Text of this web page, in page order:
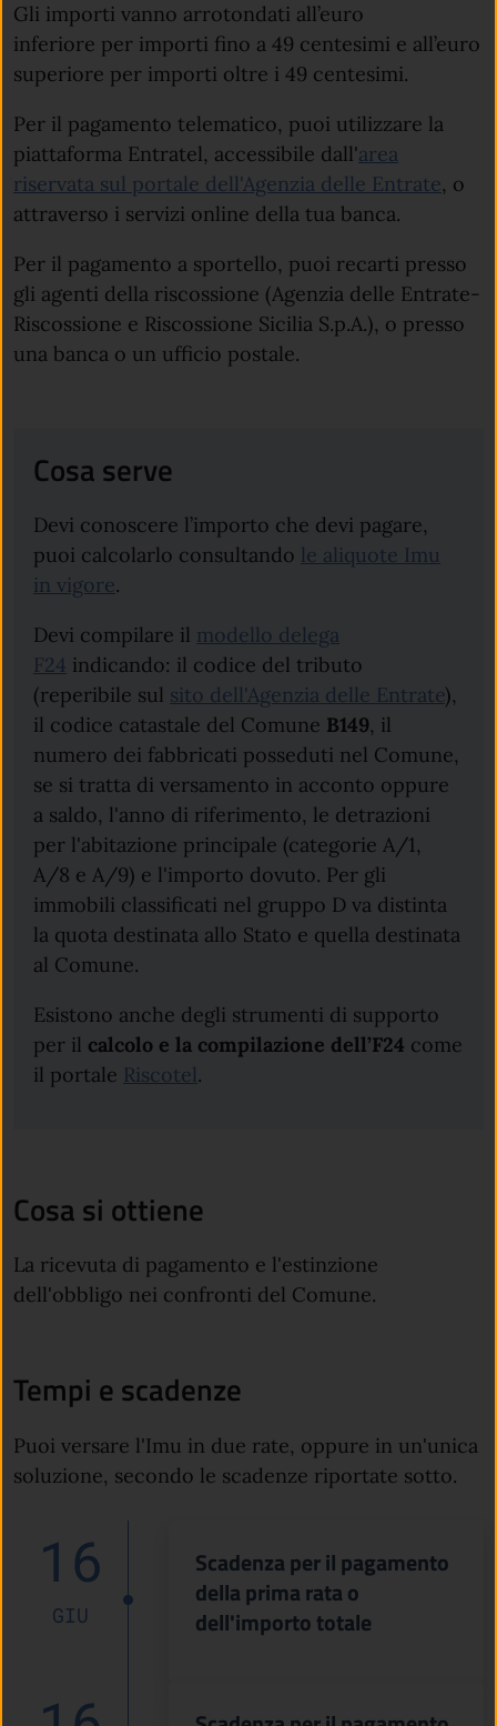
Gli importi vanno arrotondati all’euro
inferiore per importi fino a 49 centesimi e all’euro
superiore per importi oltre i 49 centesimi.
Per il pagamento telematico, puoi utilizzare la
piattaforma Entratel, accessibile dall'area
riservata sul portale dell'Agenzia delle Entrate, o
attraverso i servizi online della tua banca.
Per il pagamento a sportello, puoi recarti presso
gli agenti della riscossione (Agenzia delle Entrate-
Riscossione e Riscossione Sicilia S.p.A.), o presso
una banca o un ufficio postale.
Cosa serve
Devi conoscere l’importo che devi pagare,
puoi calcolarlo consultando le aliquote Imu
in vigore.
Devi compilare il modello delega
F24 indicando: il codice del tributo
(reperibile sul sito dell'Agenzia delle Entrate),
il codice catastale del Comune B149, il
numero dei fabbricati posseduti nel Comune,
se si tratta di versamento in acconto oppure
a saldo, l'anno di riferimento, le detrazioni
per l'abitazione principale (categorie A/1,
A/8 e A/9) e l'importo dovuto. Per gli
immobili classificati nel gruppo D va distinta
la quota destinata allo Stato e quella destinata
al Comune.
Esistono anche degli strumenti di supporto
per il calcolo e la compilazione dell’F24 come
il portale Riscotel.
Cosa si ottiene
La ricevuta di pagamento e l'estinzione
dell'obbligo nei confronti del Comune.
Tempi e scadenze
Puoi versare l'Imu in due rate, oppure in un'unica
soluzione, secondo le scadenze riportate sotto.
16
GIU
Scadenza per il pagamento
della prima rata o
dell'importo totale